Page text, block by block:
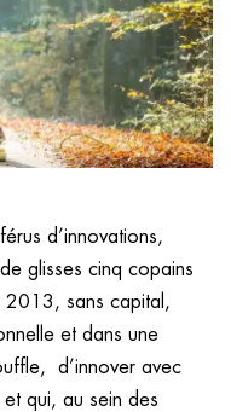
d’innovations,
glisses cinq copains
2013, sans capital,
et dans une
d’innover avec
qui, au sein des